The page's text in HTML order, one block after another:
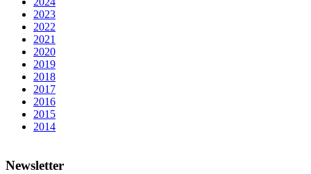
2023
2022
2021
2020
2019
2018
2017
2016
2015
2014
Newsletter